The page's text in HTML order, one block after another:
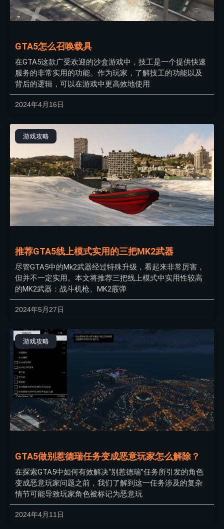
GTA5怎么召唤载具
在GTA5这款广受欢迎的沙盒游戏中，技工是一个提供快速
服务的非常实用的功能。作为玩家，了解技工的功能以及
背后的逻辑，可以在游戏中更高效地使用
2024年4月16日
游戏攻略
推荐GTA5线上模式实用的三把MK2武器
尽管GTA5中的Mk2武器经过特殊升级，看起来非常厉害，
但并不一定实用。本文将推荐三把线上模式中实用性较高
的MK2武器：战斗机枪、MK2霰弹
2024年5月27日
游戏攻略
GTA5做别惹德瑞任务变成恶意玩家怎么解除？
在探索GTA5中如何有效解决“别惹德瑞”任务所引发的角色
变成恶意玩家问题之前，我们了解到这一任务涉及的复杂
情节可能导致玩家角色被标记为恶意玩
2024年4月11日